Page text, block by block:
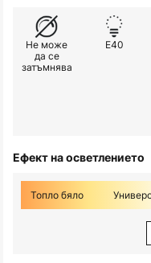
Не може
да се
затъмнява
E40
Ефект на осветлението
Топло бяло